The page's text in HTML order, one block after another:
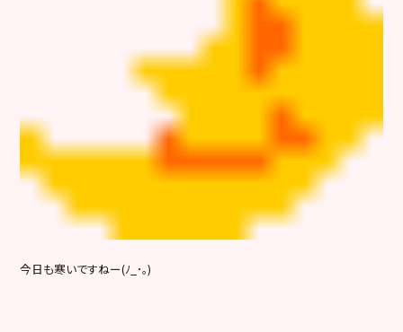
今日も寒いですねー(ﾉ_･｡)